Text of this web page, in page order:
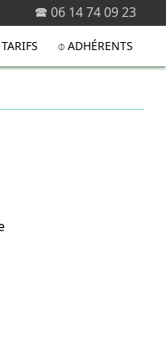
🕿 06 14 74 09 23
TARIFS ⌽ ADHÉRENTS